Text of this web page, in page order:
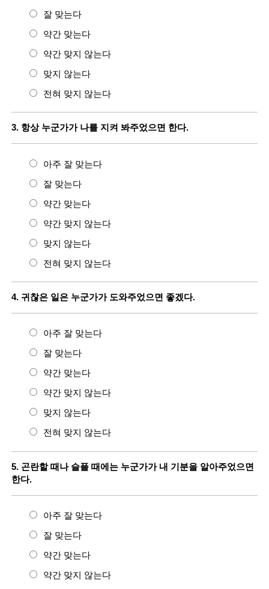
잘 맞는다
약간 맞는다
약간 맞지 않는다
맞지 않는다
전혀 맞지 않는다
3. 항상 누군가가 나를 지켜 봐주었으면 한다.
아주 잘 맞는다
잘 맞는다
약간 맞는다
약간 맞지 않는다
맞지 않는다
전혀 맞지 않는다
4. 귀찮은 일은 누군가가 도와주었으면 좋겠다.
아주 잘 맞는다
잘 맞는다
약간 맞는다
약간 맞지 않는다
맞지 않는다
전혀 맞지 않는다
5. 곤란할 때나 슬플 때에는 누군가가 내 기분을 알아주었으면
한다.
아주 잘 맞는다
잘 맞는다
약간 맞는다
약간 맞지 않는다